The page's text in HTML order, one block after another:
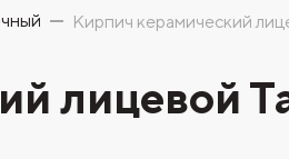
Кирпич керамический
лицевой